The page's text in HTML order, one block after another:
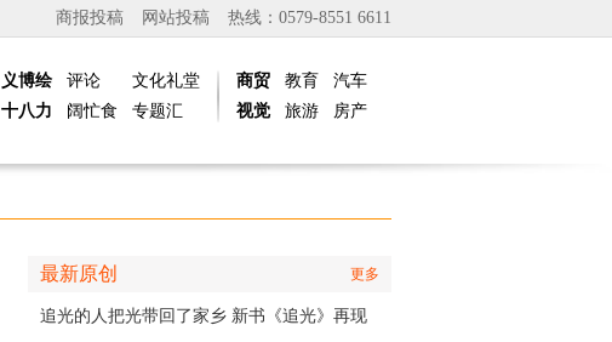
热线：0579-8551 6611
网站投稿
商报投稿
义博绘
十八力
评论
阔忙食
文化礼堂
专题汇
商贸
视觉
教育
旅游
汽车
房产
最新原创 更多
追光的人把光带回了家乡 新书《追光》再现